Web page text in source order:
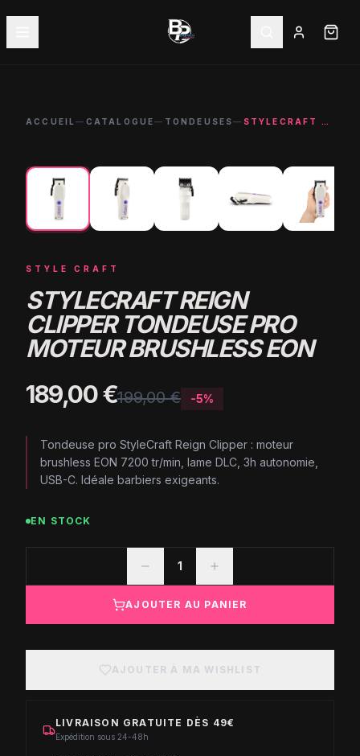
ACCUEIL— CATALOGUE— TONDEUSES— STYLECRAFT REIGN CLIPPER TONDEUSE PRO MOTEUR BRUSHLESS EON
NOUVEAU
-
STYLE CRAFT
STYLECRAFT REIGN
CLIPPER TONDEUSE PRO
MOTEUR BRUSHLESS EON
189,00 €199,00 € -5%
Tondeuse pro StyleCraft Reign Clipper : moteur
brushless EON 7200 tr/min, lame DLC, 3h autonomie,
USB-C. Idéale barbiers exigeants.
EN STOCK
1
AJOUTER AU PANIER
AJOUTER À MA WISHLIST
LIVRAISON GRATUITE DÈS 49€
Expédition sous 24-48h